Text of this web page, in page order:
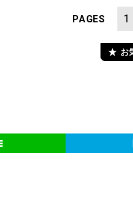
PAGES 1
お